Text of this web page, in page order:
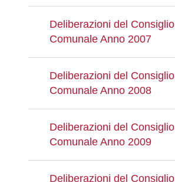
Deliberazioni del Consiglio
Comunale Anno 2007
Deliberazioni del Consiglio
Comunale Anno 2008
Deliberazioni del Consiglio
Comunale Anno 2009
Deliberazioni del Consiglio